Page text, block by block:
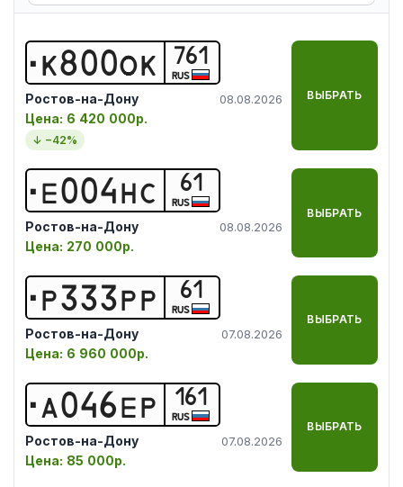
К800ОК 761
RUS
Ростов-на-Дону 08.08.2026
Цена: 6 420 000р.
↓ −42%
ВЫБРАТЬ
Е004НС 61
RUS
Ростов-на-Дону 08.08.2026
Цена: 270 000р.
ВЫБРАТЬ
Р333РР 61
RUS
Ростов-на-Дону 07.08.2026
Цена: 6 960 000р.
ВЫБРАТЬ
А046ЕР 161
RUS
Ростов-на-Дону 07.08.2026
Цена: 85 000р.
ВЫБРАТЬ